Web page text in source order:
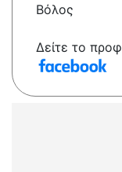
Βόλος
Δείτε το